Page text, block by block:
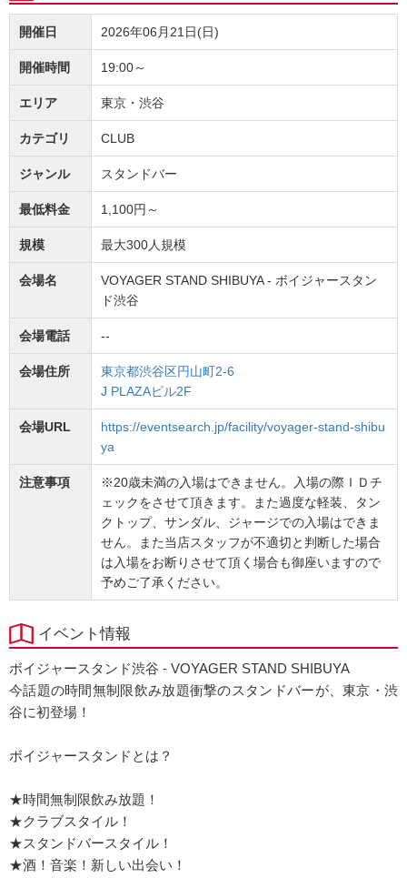
開催日 2026年06月21日(日)
開催時間 19:00～
エリア 東京・渋谷
カテゴリ CLUB
ジャンル スタンドバー
最低料金 1,100円～
規模 最大300人規模
会場名
VOYAGER STAND SHIBUYA - ボイジャースタン
ド渋谷
会場電話 --
会場住所
東京都渋谷区円山町2-6
J PLAZAビル2F
会場URL
https://eventsearch.jp/facility/voyager-stand-shibu
ya
注意事項
※20歳未満の入場はできません。入場の際ＩＤチ
ェックをさせて頂きます。また過度な軽装、タン
クトップ、サンダル、ジャージでの入場はできま
せん。また当店スタッフが不適切と判断した場合
は入場をお断りさせて頂く場合も御座いますので
予めご了承ください。
イベント情報
ボイジャースタンド渋谷 - VOYAGER STAND SHIBUYA
今話題の時間無制限飲み放題衝撃のスタンドバーが、東京・渋
谷に初登場！
ボイジャースタンドとは？
★時間無制限飲み放題！
★クラブスタイル！
★スタンドバースタイル！
★酒！音楽！新しい出会い！